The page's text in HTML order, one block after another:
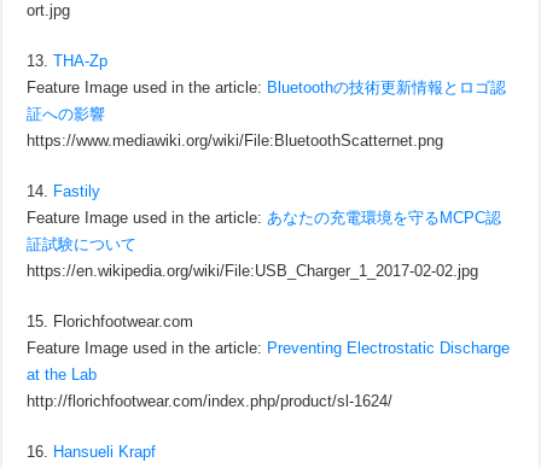
ort.jpg
13.THA-Zp
Feature Image used in the article: Bluetoothの技術更新情報とロゴ認
証への影響
https://www.mediawiki.org/wiki/File:BluetoothScatternet.png
14. Fastily
Feature Image used in the article:あなたの充電環境を守るMCPC認
証試験について
https://en.wikipedia.org/wiki/File:USB_Charger_1_2017-02-02.jpg
15. Florichfootwear.com
Feature Image used in the article: Preventing Electrostatic Discharge
at the Lab
http://florichfootwear.com/index.php/product/sl-1624/
16. Hansueli Krapf